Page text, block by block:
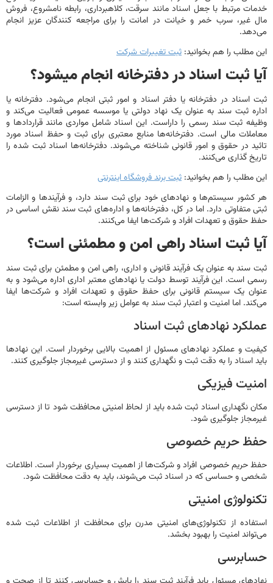
مرتبط با جعل اسناد مانند سرقت، کلاهبرداری، رابطه نامشروع، فروش
غیر، سرب خمر و خیانت در امانت را برای مراجعه کنندگان عزیز انجام
را هم بخوانید:ثبت تغییرات شرکت
ثبت اسناد در دفترخانه انجام میشود؟
در دفترخانه یا دفتر اسناد و امور ثبتی انجام می‌شود. دفترخانه یا
ثبت سند به عنوان یک نهاد دولتی یا موسسه عمومی فعالیت می‌کند و
ثبت سند رسمی را داراست. این اسناد شامل مواردی مانند قراردادها و
مالی است. دفترخانه‌ها منابع معتبری برای ثبت و حفظ اسناد مورد
در حقوق و امور قانونی شناخته می‌شوند. دفترخانه‌ها اسناد ثبت شده را
گذاری می‌کنند.
را هم بخوانید:ثبت برند فروشگاه اینترنتی
سیستم‌ها و نهادهای خود برای ثبت سند دارد، و فرآیندها و الزامات
متفاوتی دارد. اما در کل، دفترخانه‌ها و اداره‌های ثبت سند نقش اساسی در
و تعهدات افراد و شرکت‌ها ایفا می‌کنند.
ثبت اسناد راهی امن و مطمئنی است؟
به عنوان یک فرآیند قانونی و اداری، راهی امن و مطمئن برای ثبت سند
است. این فرآیند توسط دولت یا نهادهای معتبر اداری اداره می‌شود و به
یک سیستم قانونی برای حفظ حقوق و تعهدات افراد و شرکت‌ها ایفا
اما امنیت و اعتبار ثبت سند به عوامل زیر وابسته است:
نهادهای ثبت اسناد
و عملکرد نهادهای مسئول از اهمیت بالایی برخوردار است. این نهادها
اسناد را به دقت ثبت و نگهداری کنند و از دسترسی غیرمجاز جلوگیری کنند.
فیزیکی
نگهداری اسناد ثبت شده باید از لحاظ امنیتی محافظت شود تا از دسترسی
جلوگیری شود.
حریم خصوصی
حریم خصوصی افراد و شرکت‌ها از اهمیت بسیاری برخوردار است. اطلاعات
و حساسی که در اسناد ثبت می‌شوند، باید به دقت محافظت شود.
امنیتی
از تکنولوژی‌های امنیتی مدرن برای محافظت از اطلاعات ثبت شده
امنیت را بهبود بخشد.